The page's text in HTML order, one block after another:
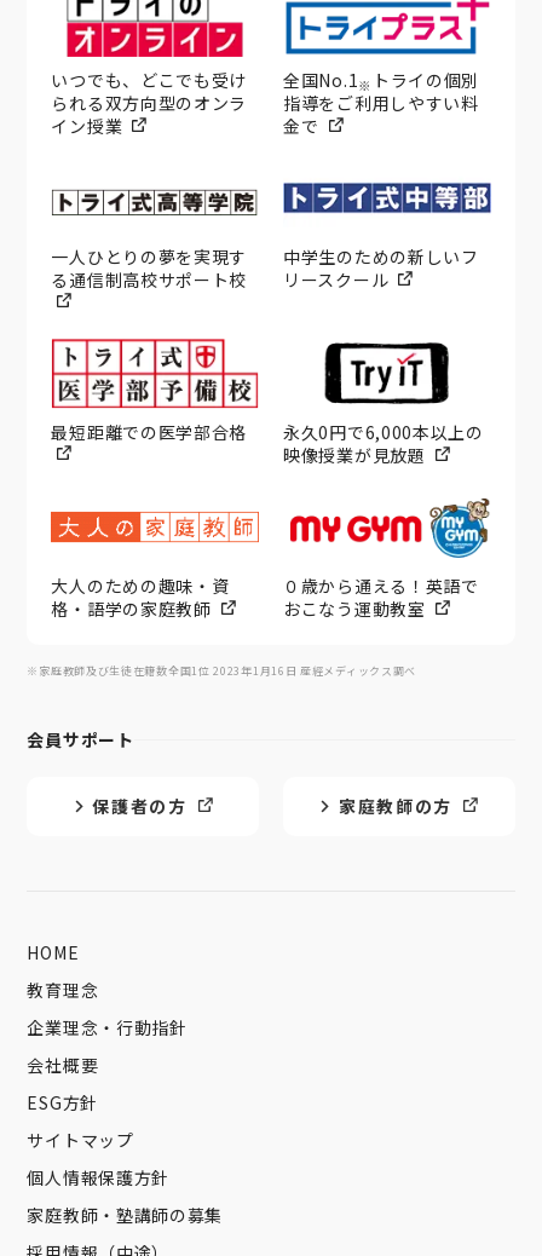
いつでも、どこでも受け
られる双方向型のオンラ
イン授業
全国No.1※ トライの個別
指導をご利用しやすい料
金で
一人ひとりの夢を実現す
る通信制高校サポート校
中学生のための新しいフ
リースクール
最短距離での医学部合格
永久0円で6,000本以上の
映像授業が見放題
大人のための趣味・資
格・語学の家庭教師
０歳から通える！英語で
おこなう運動教室
※家庭教師及び生徒在籍数全国1位 2023年1月16日 産經メディックス調べ
会員サポート
保護者の方 家庭教師の方
HOME
教育理念
企業理念・行動指針
会社概要
ESG方針
サイトマップ
個人情報保護方針
家庭教師・塾講師の募集